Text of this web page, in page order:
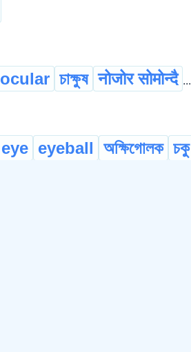
ocular চাক্ষুষ नोजोर सोमोन्दै ...
eye eyeball অক্ষিগোলক চকু